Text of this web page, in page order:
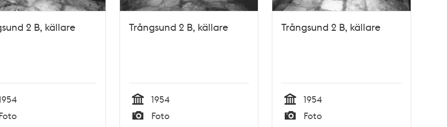
2 B, källare Trångsund 2 B, källare
Tid
1954
Foto
Trångsund 2 B, källare
Tid
1954
Foto